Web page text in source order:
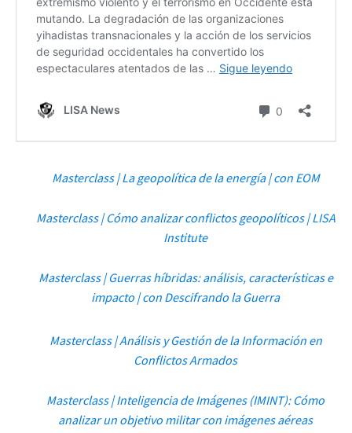
Masterclass | La geopolítica de la energía | con EOM
Masterclass | Cómo analizar conflictos geopolíticos | LISA
Institute
Masterclass | Guerras híbridas: análisis, características e
impacto | con Descifrando la Guerra
Masterclass | Análisis y Gestión de la Información en
Conflictos Armados
Masterclass | Inteligencia de Imágenes (IMINT): Cómo
analizar un objetivo militar con imágenes aéreas